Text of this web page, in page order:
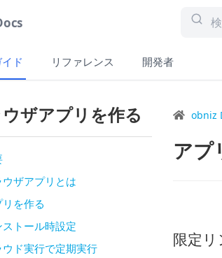
ド リファレンス 開発者
ザアプリを作る
ウザアプリとは
リを作る
ストール時設定
ウド実行で定期実行
obniz
アプ
限定